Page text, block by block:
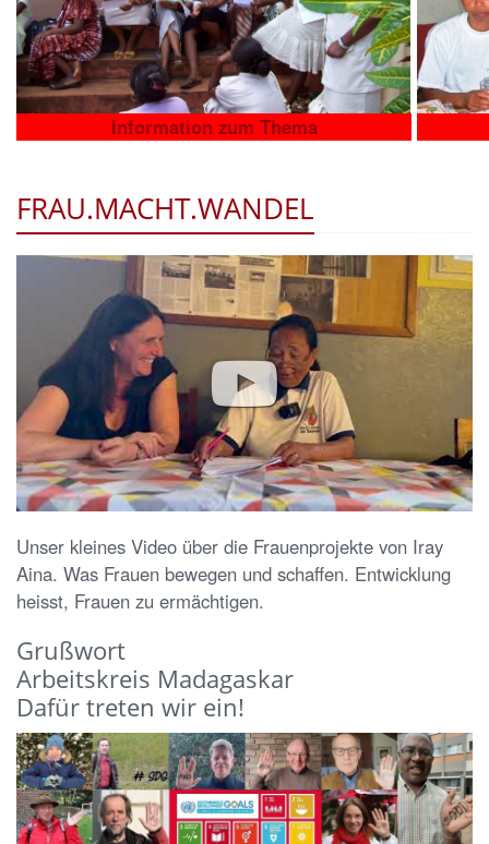
Information zum Thema
FRAU.MACHT.WANDEL
Unser kleines Video über die Frauenprojekte von Iray
Aina. Was Frauen bewegen und schaffen. Entwicklung
heisst, Frauen zu ermächtigen.
Grußwort
Arbeitskreis Madagaskar
Dafür treten wir ein!